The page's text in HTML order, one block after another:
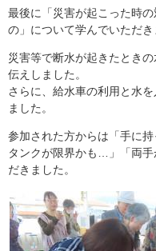
最後に「災害が起こった時
の」について学んでいただき
災害等で断水が起きたとき
伝えしました。
さらに、給水車の利用と水
ました。
参加された方からは「手に
タンクが限界かも…」「両
だきました。